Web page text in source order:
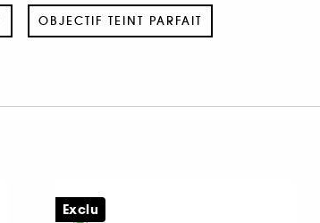
OBJECTIF TEINT PARFAIT
Exclu